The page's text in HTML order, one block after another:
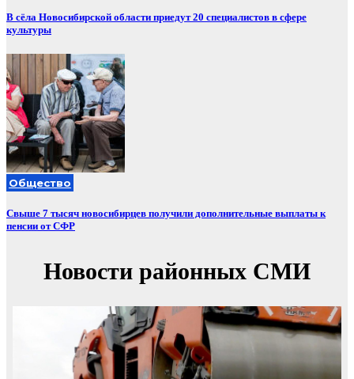
В сёла Новосибирской области приедут 20 специалистов в сфере
культуры
Общество
Свыше 7 тысяч новосибирцев получили дополнительные выплаты к
пенсии от СФР